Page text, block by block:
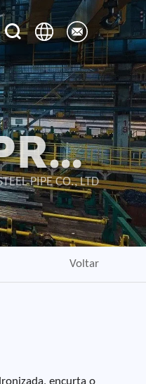
PIPE CO., LTD
Voltar
encurta o